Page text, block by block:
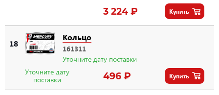
3 224 ₽ Купить
18
Кольцо
161311
Уточните дату поставки
Уточните дату
поставки
496 ₽ Купить